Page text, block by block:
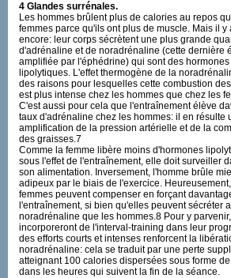
4 Glandes surrénales.
Les hommes brûlent plus de calories au repos
femmes parce qu'ils ont plus de muscle. Mais il y
encore: leur corps sécrètent une plus grande
d'adrénaline et de noradrénaline (cette dernière
amplifiée par l'éphédrine) qui sont des hormones
lipolytiques. L'effet thermogène de la
des raisons pour lesquelles cette combustion
est plus intense chez les hommes que chez les
C'est aussi pour cela que l'entraînement élève
taux d'adrénaline chez les hommes: il en résulte
amplification de la pression artérielle et de la
des graisses.7
Comme la femme libère moins d'hormones
sous l'effet de l'entraînement, elle doit surveiller
son alimentation. Inversement, l'homme brûle
adipeux par le biais de l'exercice.
femmes peuvent compenser en forçant
l'entraînement, si bien qu'elles peuvent sécréter
noradrénaline que les hommes.8 Pour y
incorporeront de l'interval-training dans leur
des efforts courts et intenses renforcent la
noradrénaline: cela se traduit par une perte
atteignant 100 calories dispersées sous forme
dans les heures qui suivent la fin de la séance.